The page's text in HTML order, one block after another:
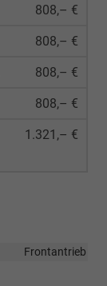
808,– €
808,– €
808,– €
808,– €
1.321,– €
Frontantrieb